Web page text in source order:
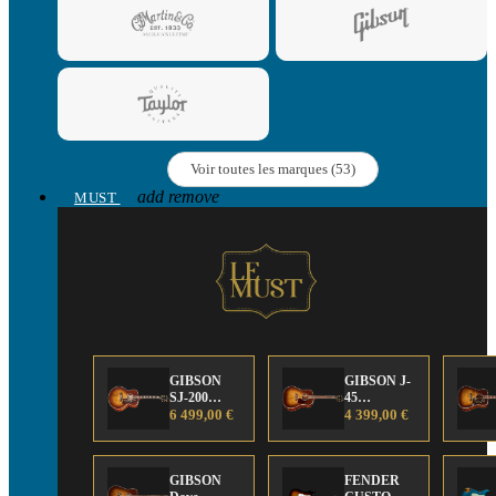
Voir toutes les marques (53)
MUST
add remove
GIBSON
SJ-200
Anniversary
Edition
6 499,00 €
GIBSON J-
45
Anniversary
Edition
4 399,00 €
GIBSON
FENDER